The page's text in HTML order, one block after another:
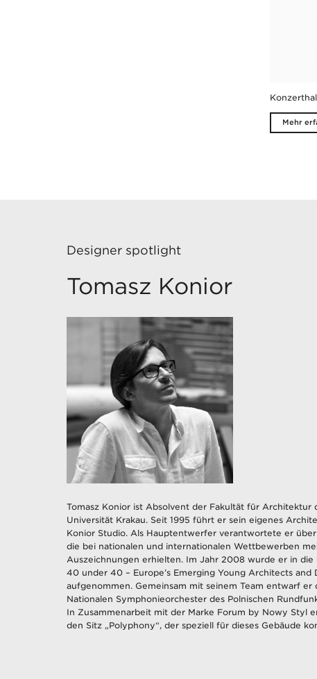
Mehr
Designer spotlight
Tomasz Konior
Tomasz Konior ist Absolvent der Fakultät für Architektur
Universität Krakau. Seit 1995 führt er sein eigenes
Konior Studio. Als Hauptentwerfer verantwortete er
die bei nationalen und internationalen Wettbewerben
Auszeichnungen erhielten. Im Jahr 2008 wurde er in die
40 under 40 – Europe’s Emerging Young Architects and
aufgenommen. Gemeinsam mit seinem Team entwarf er
Nationalen Symphonieorchester des Polnischen
In Zusammenarbeit mit der Marke Forum by Nowy Styl
den Sitz „Polyphony“, der speziell für dieses Gebäude